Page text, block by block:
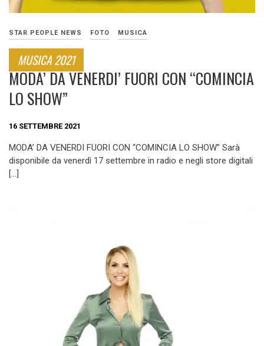
STAR PEOPLE NEWS FOTO MUSICA
MUSICA 2021
MODA’ DA VENERDI’ FUORI CON “COMINCIA
LO SHOW”
16 SETTEMBRE 2021
MODA’ DA VENERDI FUORI CON “COMINCIA LO SHOW” Sarà
disponibile da venerdì 17 settembre in radio e negli store digitali
[…]